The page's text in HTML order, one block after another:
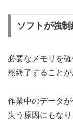
ソフトが強制
必要なメモリを
然終了することが
作業中のデータ
失う原因にもなり